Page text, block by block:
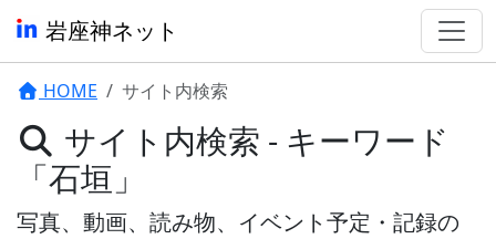
岩座神ネット
HOME サイト内検索
サイト内検索 - キーワード
「石垣」
写真、動画、読み物、イベント予定・記録の